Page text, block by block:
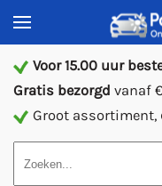
Voor 15.00 uur
Gratis bezorgd vanaf
Groot assortiment,